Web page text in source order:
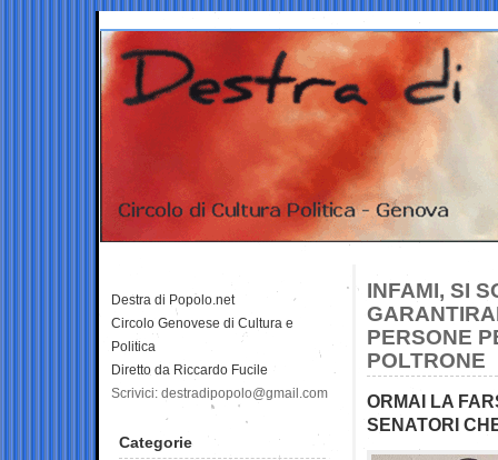
INFAMI, SI
PERSONE
POLTRONE
ORMAI LA
SENATORI
Destra di Popolo.net
Circolo Genovese di Cultura e
Politica
Diretto da Riccardo Fucile
Scrivici: destradipopolo@gmail.com
Categorie